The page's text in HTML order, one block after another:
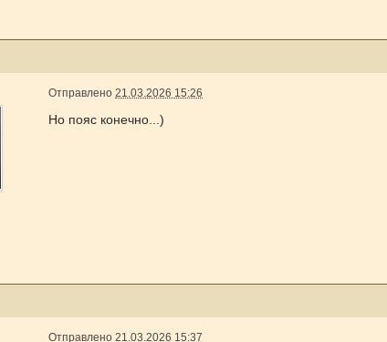
Отправлено21.03.2026 15:26
Но пояс конечно...)
Отправлено21.03.2026 15:37